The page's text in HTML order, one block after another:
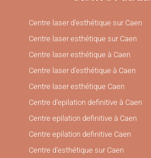
Centre laser d’esthétique sur Caen
Centre laser esthétique sur Caen
Centre laser esthétique à Caen
Centre laser d’esthétique à Caen
Centre laser esthétique Caen
Centre d’epilation definitive à Caen
Centre epilation definitive à Caen
Centre epilation definitive Caen
Centre d’esthétique sur Caen